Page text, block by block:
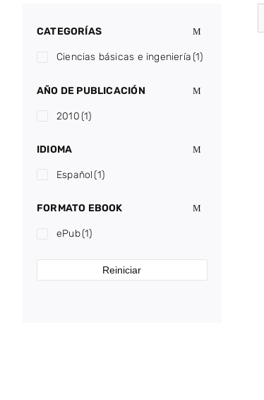
CATEGORÍAS
Ciencias básicas e ingeniería(1)
AÑO DE PUBLICACIÓN
2010(1)
IDIOMA
Español (1)
FORMATO EBOOK
ePub(1)
Reiniciar